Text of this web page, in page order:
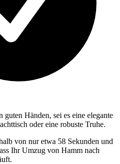
Händen, sei es eine elegante
oder eine robuste Truhe.
von nur etwa 58 Sekunden und
Ihr Umzug von Hamm nach